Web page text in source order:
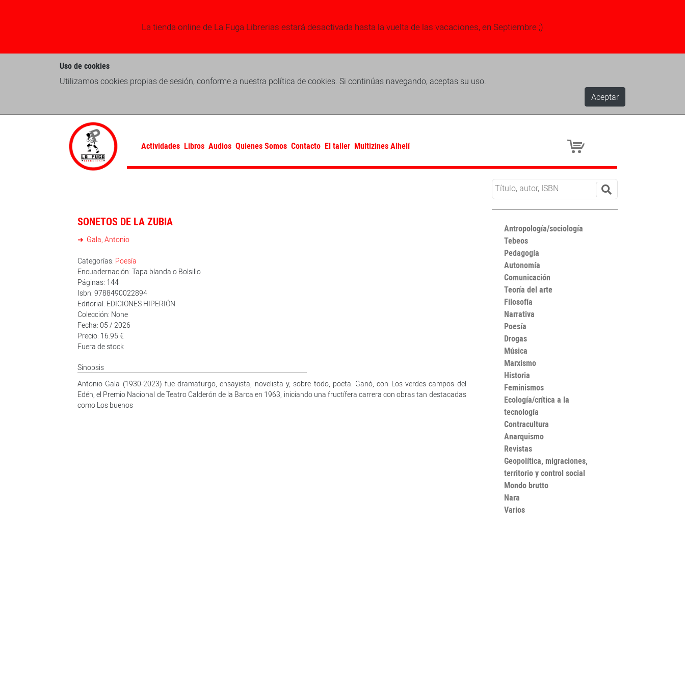
La tienda online de La Fuga Librerias estará desactivada hasta la vuelta de las vacaciones, en Septiembre ;)
Uso de cookies
Utilizamos cookies propias de sesión, conforme a nuestra política de cookies. Si continúas navegando, aceptas su uso.
Aceptar
Actividades Libros Audios Quienes Somos Contacto El taller Multizines Alhelí
SONETOS DE LA ZUBIA
Gala, Antonio
Categorías: Poesía
Encuadernación: Tapa blanda o Bolsillo
Páginas: 144
Isbn: 9788490022894
Editorial: EDICIONES HIPERIÓN
Colección: None
Fecha: 05 / 2026
Precio: 16.95 €
Fuera de stock
Sinopsis
Antonio Gala (1930-2023) fue dramaturgo, ensayista, novelista y, sobre todo, poeta. Ganó, con Los verdes campos del
Edén, el Premio Nacional de Teatro Calderón de la Barca en 1963, iniciando una fructífera carrera con obras tan destacadas
como Los buenos
Antropología/sociología
Tebeos
Pedagogía
Autonomía
Comunicación
Teoría del arte
Filosofía
Narrativa
Poesía
Drogas
Música
Marxismo
Historia
Feminismos
Ecología/crítica a la
tecnología
Contracultura
Anarquismo
Revistas
Geopolítica, migraciones,
territorio y control social
Mondo brutto
Nara
Varios